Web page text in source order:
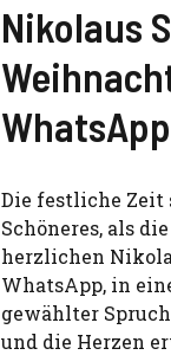
Nikolaus
Die festliche Zeit
Schöneres, als
herzlichen
WhatsApp, in
gewählter
und die Herzen